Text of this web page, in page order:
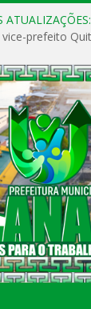
ATUALIZAÇÕES: